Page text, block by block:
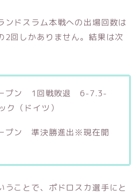
ンドスラム本戦への出場回数は
2回しかありません。結果は次
プン 1回戦敗退 6-7.3-
（ドイツ）
プン 準決勝進出※現在開
うことで、ポドロスカ選手にと